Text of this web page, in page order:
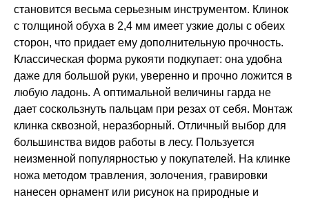
становится весьма серьезным инструментом. Клинок
с толщиной обуха в 2,4 мм имеет узкие долы с обеих
сторон, что придает ему дополнительную прочность.
Классическая форма рукояти подкупает: она удобна
даже для большой руки, уверенно и прочно ложится в
любую ладонь. А оптимальной величины гарда не
дает соскользнуть пальцам при резах от себя. Монтаж
клинка сквозной, неразборный. Отличный выбор для
большинства видов работы в лесу. Пользуется
неизменной популярностью у покупателей. На клинке
ножа методом травления, золочения, гравировки
нанесен орнамент или рисунок на природные и